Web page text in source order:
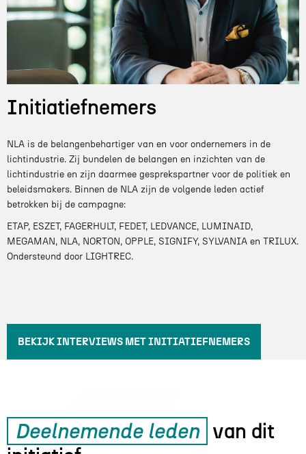
Initiatiefnemers
NLA is de belangenbehartiger van en voor ondernemers in de
lichtindustrie. Zij bundelen de belangen en inzichten van de
lichtindustrie en zijn daarmee gesprekspartner voor de politiek en
beleidsmakers. Binnen de NLA zijn de volgende leden actief
betrokken bij de campagne:
ETAP, ESZET, FAGERHULT, FEDET, LEDVANCE, LUMINAID,
MEGAMAN, NLA, NORTON, OPPLE, SIGNIFY, SYLVANIA en TRILUX.
Ondersteund door LIGHTREC.
BEKIJK INTERVIEWS MET INITIATIEFNEMERS
Deelnemende leden van dit